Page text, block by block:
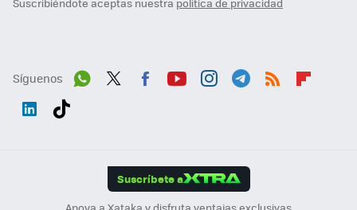
Síguenos
Suscríbete a